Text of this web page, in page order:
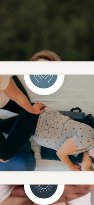
Schwangerschaft
Sanfte Begleitung in einer
besonderen Zeit.
Mehr erfahren